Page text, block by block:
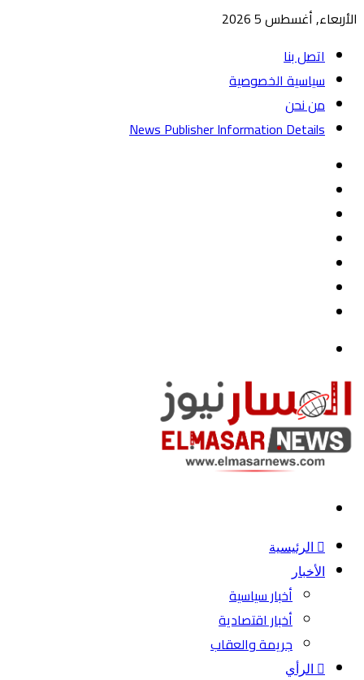
الأربعاء, أغسطس 5 2026
اتصل بنا
سياسية الخصوصية
من نحن
News Publisher Information Details
الرئيسية
الأخبار
أخبار سياسية
أخبار اقتصادية
جريمة والعقاب
الرأي